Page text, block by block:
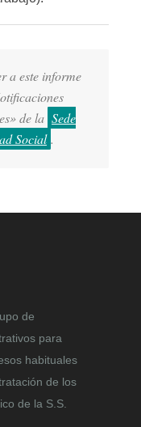
a este informe
de la Sede
Social .
de
para
habituales
de los
de la S.S.